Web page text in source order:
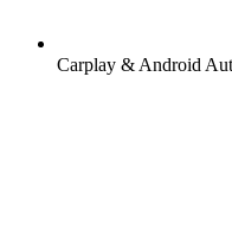
Carplay & Android